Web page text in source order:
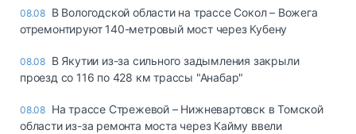
08.08 В Вологодской области на трассе Сокол – Вожега
отремонтируют 140-метровый мост через Кубену
08.08 В Якутии из-за сильного задымления закрыли
проезд со 116 по 428 км трассы "Анабар"
08.08 На трассе Стрежевой – Нижневартовск в Томской
области из-за ремонта моста через Кайму ввели